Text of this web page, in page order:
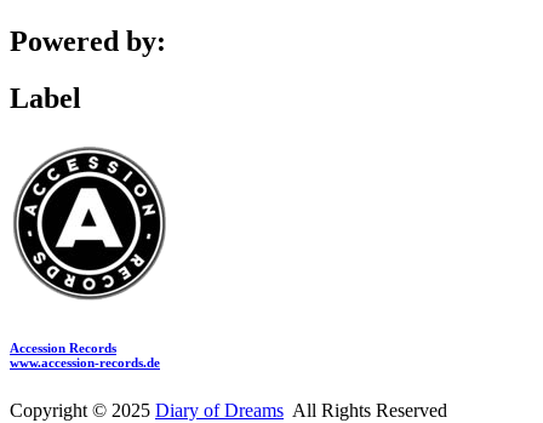
Powered by:
Label
Accession Records
www.accession-records.de
Copyright © 2025 Diary of Dreams All Rights Reserved